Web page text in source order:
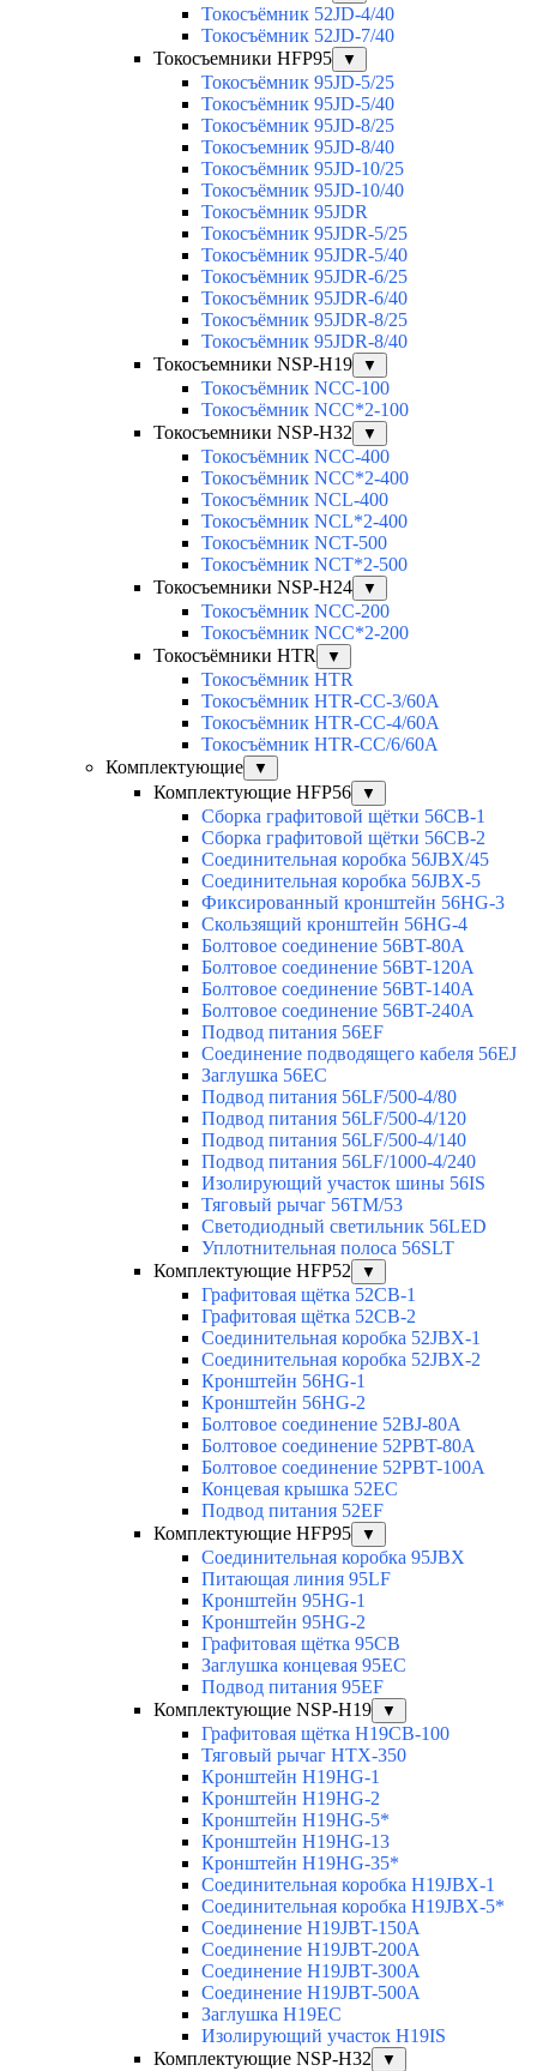
Токосъёмник 52JD-4/40
Токосъёмник 52JD-7/40
Токосъемники HFP95
▼
Токосъёмник 95JD-5/25
Токосъёмник 95JD-5/40
Токосъёмник 95JD-8/25
Токосъемник 95JD-8/40
Токосъёмник 95JD-10/25
Токосъёмник 95JD-10/40
Токосъёмник 95JDR
Токосъёмник 95JDR-5/25
Токосъёмник 95JDR-5/40
Токосъёмник 95JDR-6/25
Токосъёмник 95JDR-6/40
Токосъёмник 95JDR-8/25
Токосъёмник 95JDR-8/40
Токосъемники NSP-H19
▼
Токосъёмник NCC-100
Токосъёмник NCC*2-100
Токосъемники NSP-H32
▼
Токосъёмник NCC-400
Токосъёмник NCC*2-400
Токосъёмник NCL-400
Токосъёмник NCL*2-400
Токосъёмник NCT-500
Токосъёмник NCT*2-500
Токосъемники NSP-H24
▼
Токосъёмник NCC-200
Токосъёмник NCC*2-200
Токосъёмники HTR
▼
Токосъёмник HTR
Токосъёмник HTR-CC-3/60A
Токосъёмник HTR-CC-4/60A
Токосъёмник HTR-CC/6/60A
Комплектующие
▼
Комплектующие HFP56 ▼
Сборка графитовой щётки 56CB-1
Сборка графитовой щётки 56CB-2
Соединительная коробка 56JBX/45
Соединительная коробка 56JBX-5
Фиксированный кронштейн 56HG-3
Скользящий кронштейн 56HG-4
Болтовое соединение 56BT-80A
Болтовое соединение 56BT-120A
Болтовое соединение 56BT-140A
Болтовое соединение 56BT-240A
Подвод питания 56EF
Соединение подводящего кабеля 56EJ
Заглушка 56EC
Подвод питания 56LF/500-4/80
Подвод питания 56LF/500-4/120
Подвод питания 56LF/500-4/140
Подвод питания 56LF/1000-4/240
Изолирующий участок шины 56IS
Тяговый рычаг 56TM/53
Светодиодный светильник 56LED
Уплотнительная полоса 56SLT
Комплектующие HFP52
▼
Графитовая щётка 52CB-1
Графитовая щётка 52CB-2
Соединительная коробка 52JBX-1
Соединительная коробка 52JBX-2
Кронштейн 56HG-1
Кронштейн 56HG-2
Болтовое соединение 52BJ-80A
Болтовое соединение 52PBT-80A
Болтовое соединение 52PBT-100A
Концевая крышка 52EC
Подвод питания 52EF
Комплектующие HFP95
▼
Соединительная коробка 95JBX
Питающая линия 95LF
Кронштейн 95HG-1
Кронштейн 95HG-2
Графитовая щётка 95CB
Заглушка концевая 95EC
Подвод питания 95EF
Комплектующие NSP-H19
▼
Графитовая щётка H19CB-100
Тяговый рычаг HTX-350
Кронштейн H19HG-1
Кронштейн H19HG-2
Кронштейн H19HG-5*
Кронштейн H19HG-13
Кронштейн H19HG-35*
Соединительная коробка H19JBX-1
Соединительная коробка H19JBX-5*
Соединение H19JBT-150A
Соединение H19JBT-200A
Соединение H19JBT-300A
Соединение H19JBT-500A
Заглушка H19EC
Изолирующий участок H19IS
Комплектующие NSP-H32
▼